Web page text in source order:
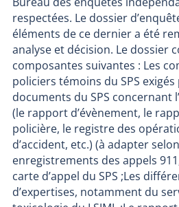
respectées. Le dossier
éléments de ce dernier a été
analyse et décision. Le dossier
composantes suivantes : Les
policiers témoins du SPS
documents du SPS concernant
(le rapport d’évènement, le
policière, le registre des
d’accident, etc.) (à adapter
enregistrements des appels
carte d’appel du SPS ;Les
d’expertises, notamment du